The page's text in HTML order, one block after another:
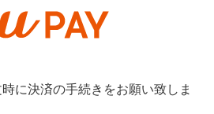
に決済の手続きをお願い致しま